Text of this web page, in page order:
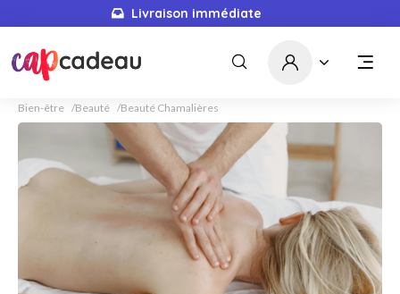
Livraison immédiate
Bien-être Beauté Beauté Chamalières